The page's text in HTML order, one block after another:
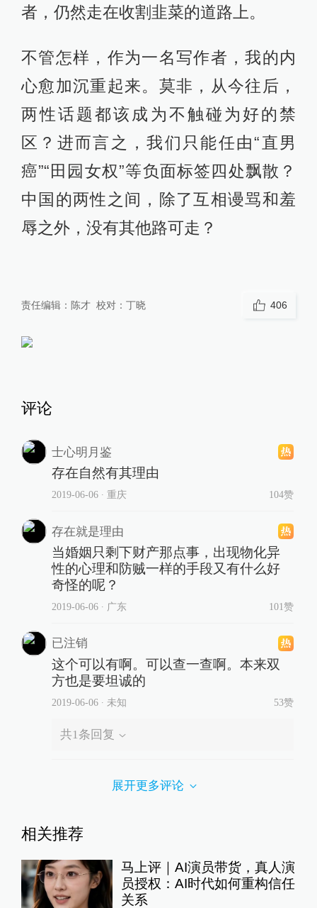
者，仍然走在收割韭菜的道路上。
不管怎样，作为一名写作者，我的内
心愈加沉重起来。莫非，从今往后，
两性话题都该成为不触碰为好的禁
区？进而言之，我们只能任由“直男
癌”“田园女权”等负面标签四处飘散？
中国的两性之间，除了互相谩骂和羞
辱之外，没有其他路可走？
责任编辑： 陈才 校对： 丁晓 406
评论
士心明月鉴
存在自然有其理由
2019-06-06∙ 重庆 104赞
存在就是理由
当婚姻只剩下财产那点事，出现物化异
性的心理和防贼一样的手段又有什么好
奇怪的呢？
2019-06-06∙ 广东 101赞
已注销
这个可以有啊。可以查一查啊。本来双
方也是要坦诚的
2019-06-06∙ 未知 53赞
共1条回复
展开更多评论
相关推荐
马上评｜AI演员带货，真人演
员授权：AI时代如何重构信任
关系